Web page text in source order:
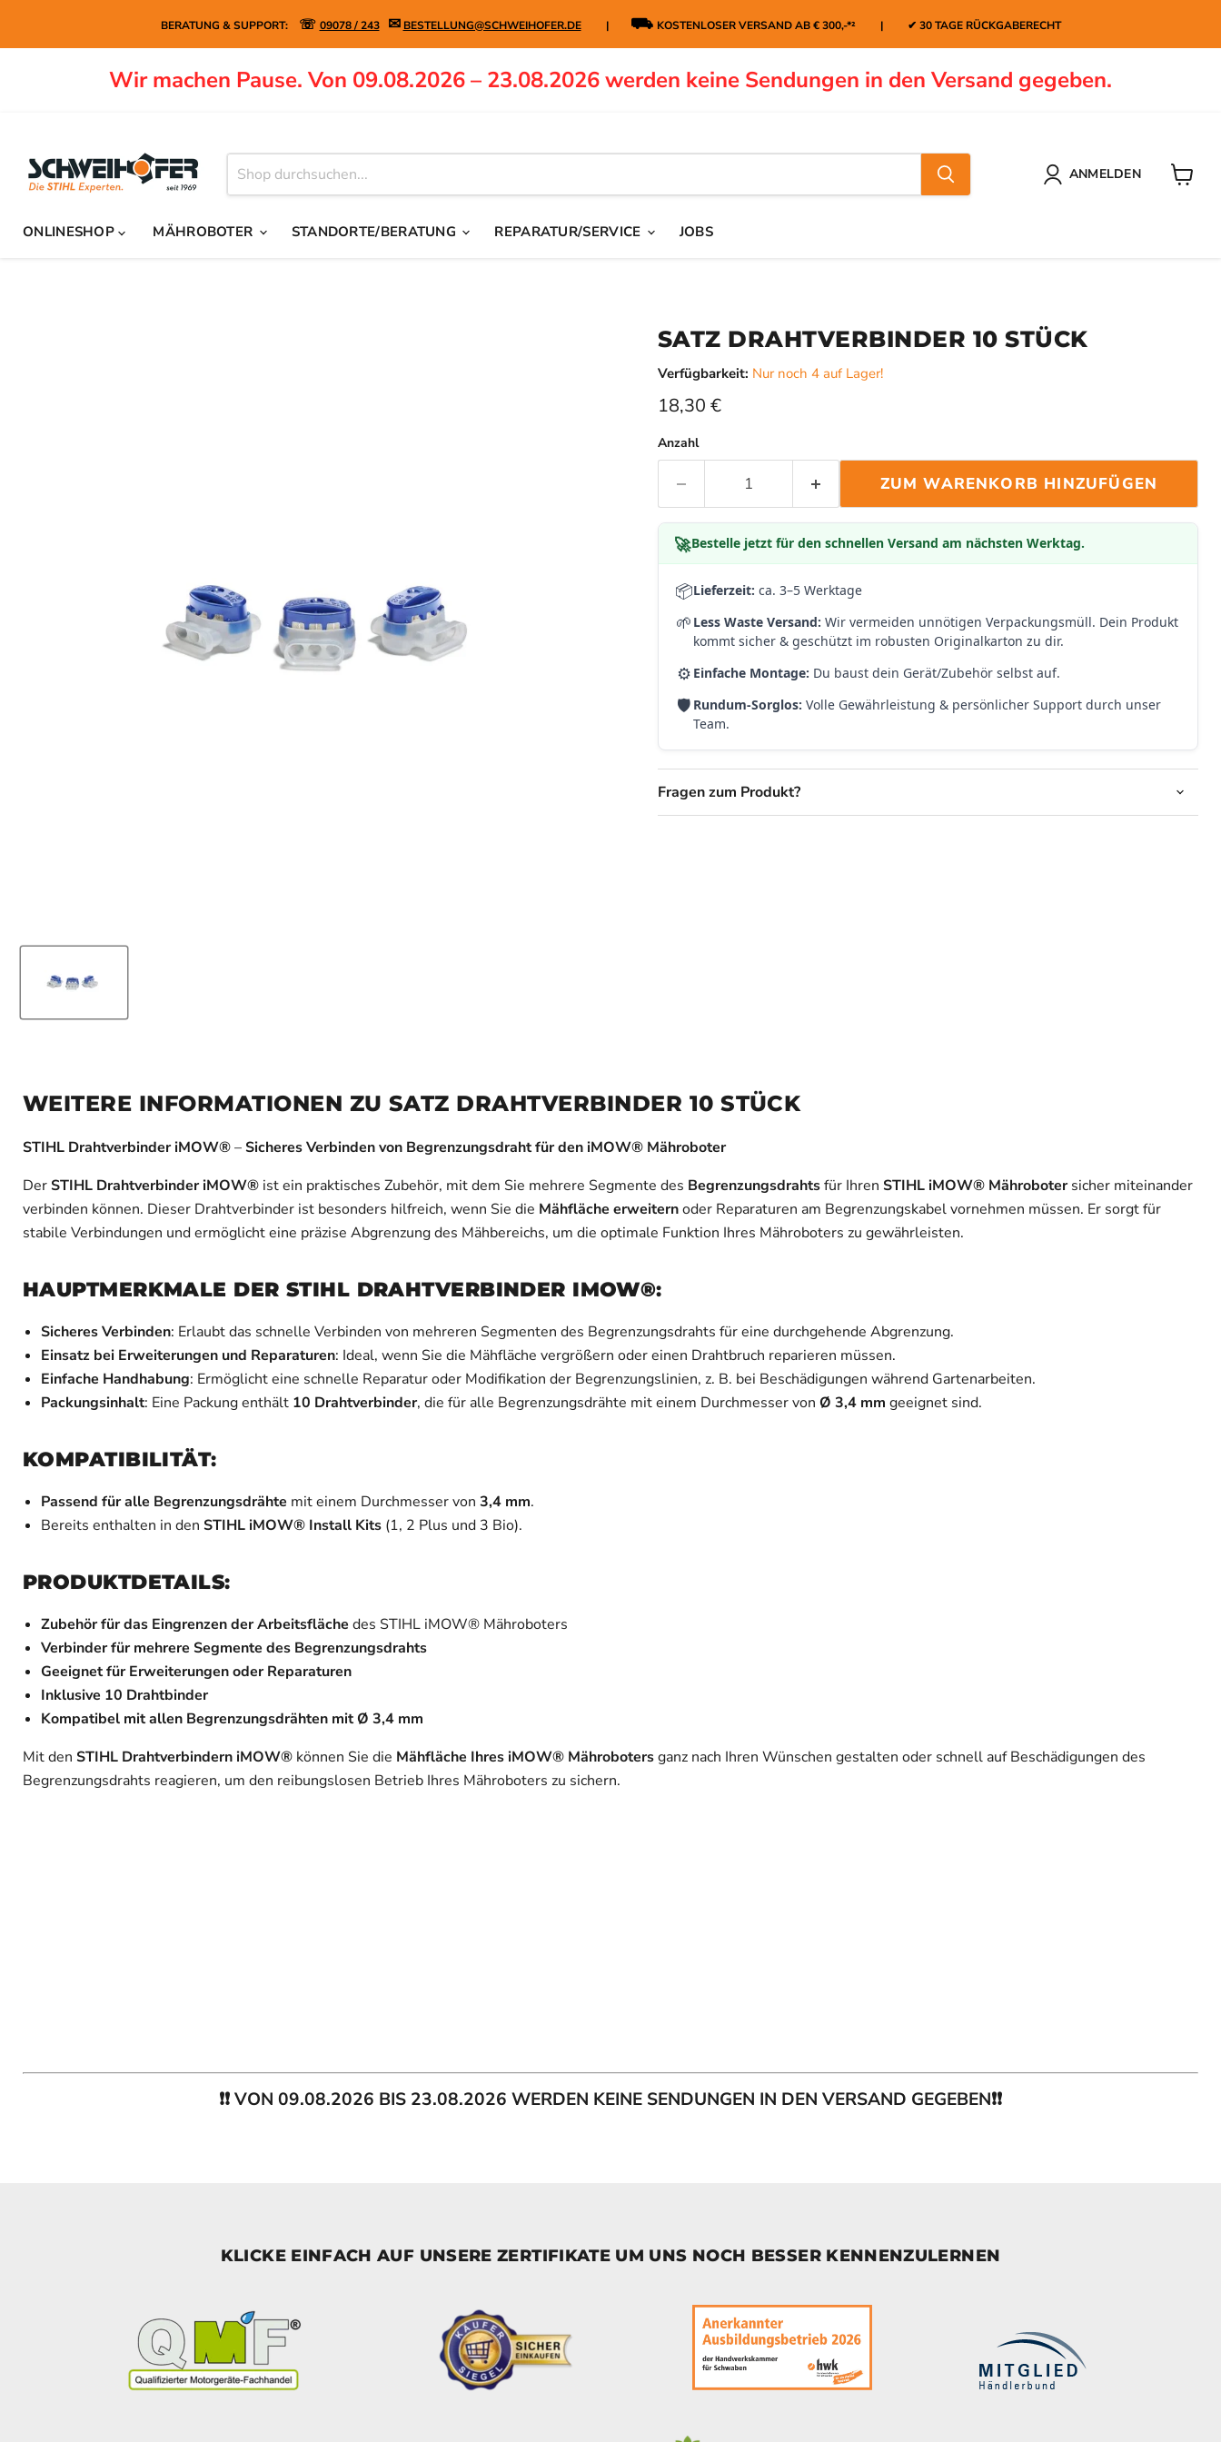
BERATUNG & SUPPORT: ☏ 09078 / 243 ✉ BESTELLUNG@SCHWEIHOFER.DE| ⛟ KOSTENLOSER VERSAND AB € 300,-*² | ✔ 30 TAGE RÜCKGABERECHT
Wir machen Pause. Von 09.08.2026 – 23.08.2026 werden keine Sendungen in den Versand gegeben.
ANMELDEN
ONLINESHOP MÄHROBOTER STANDORTE/BERATUNG REPARATUR/SERVICE JOBS
SATZ DRAHTVERBINDER 10 STÜCK
Verfügbarkeit: Nur noch 4 auf Lager!
Aktueller Preis
18,30 €
Anzahl
ZUM WARENKORB HINZUFÜGEN
🚀Bestelle jetzt für den schnellen Versand am nächsten Werktag.
📦Lieferzeit: ca. 3–5 Werktage
🌱 Less Waste Versand: Wir vermeiden unnötigen Verpackungsmüll. Dein Produkt
kommt sicher & geschützt im robusten Originalkarton zu dir.
⚙️ Einfache Montage: Du baust dein Gerät/Zubehör selbst auf.
🛡️ Rundum-Sorglos: Volle Gewährleistung & persönlicher Support durch unser
Team.
Fragen zum Produkt?
WEITERE INFORMATIONEN ZU SATZ DRAHTVERBINDER 10 STÜCK
STIHL Drahtverbinder iMOW®–Sicheres Verbinden von Begrenzungsdraht für den iMOW® Mähroboter
DerSTIHL Drahtverbinder iMOW® ist ein praktisches Zubehör, mit dem Sie mehrere Segmente des Begrenzungsdrahtsfür Ihren STIHL iMOW® Mährobotersicher miteinander
verbinden können. Dieser Drahtverbinder ist besonders hilfreich, wenn Sie die Mähfläche erweiternoder Reparaturen am Begrenzungskabel vornehmen müssen. Er sorgt für
stabile Verbindungen und ermöglicht eine präzise Abgrenzung des Mähbereichs, um die optimale Funktion Ihres Mähroboters zu gewährleisten.
HAUPTMERKMALE DER STIHL DRAHTVERBINDER IMOW®:
Sicheres Verbinden: Erlaubt das schnelle Verbinden von mehreren Segmenten des Begrenzungsdrahts für eine durchgehende Abgrenzung.
Einsatz bei Erweiterungen und Reparaturen: Ideal, wenn Sie die Mähfläche vergrößern oder einen Drahtbruch reparieren müssen.
Einfache Handhabung: Ermöglicht eine schnelle Reparatur oder Modifikation der Begrenzungslinien, z. B. bei Beschädigungen während Gartenarbeiten.
Packungsinhalt: Eine Packung enthält 10 Drahtverbinder, die für alle Begrenzungsdrähte mit einem Durchmesser von Ø 3,4 mm geeignet sind.
KOMPATIBILITÄT:
Passend für alle Begrenzungsdrähte mit einem Durchmesser von 3,4 mm.
Bereits enthalten in den STIHL iMOW® Install Kits (1, 2 Plus und 3 Bio).
PRODUKTDETAILS:
Zubehör für das Eingrenzen der Arbeitsfläche des STIHL iMOW® Mähroboters
Verbinder für mehrere Segmente des Begrenzungsdrahts
Geeignet für Erweiterungen oder Reparaturen
Inklusive 10 Drahtbinder
Kompatibel mit allen Begrenzungsdrähten mit Ø 3,4 mm
Mit den STIHL Drahtverbindern iMOW® können Sie die Mähfläche Ihres iMOW® Mährobotersganz nach Ihren Wünschen gestalten oder schnell auf Beschädigungen des
Begrenzungsdrahts reagieren, um den reibungslosen Betrieb Ihres Mähroboters zu sichern.
❗❗ VON 09.08.2026 BIS 23.08.2026 WERDEN KEINE SENDUNGEN IN DEN VERSAND GEGEBEN❗❗
KLICKE EINFACH AUF UNSERE ZERTIFIKATE UM UNS NOCH BESSER KENNENZULERNEN